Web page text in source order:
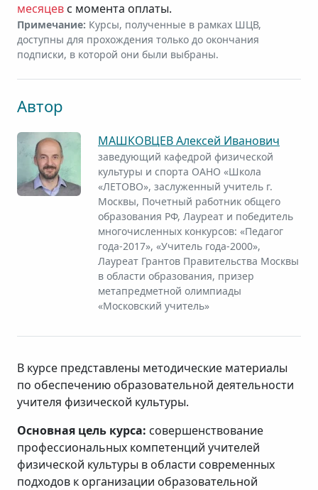
месяцев с момента оплаты.
Примечание: Курсы, полученные в рамках ШЦВ,
доступны для прохождения только до окончания
подписки, в которой они были выбраны.
Автор
МАШКОВЦЕВ Алексей Иванович
заведующий кафедрой физической
культуры и спорта ОАНО «Школа
«ЛЕТОВО», заслуженный учитель г.
Москвы, Почетный работник общего
образования РФ, Лауреат и победитель
многочисленных конкурсов: «Педагог
года-2017», «Учитель года-2000»,
Лауреат Грантов Правительства Москвы
в области образования, призер
метапредметной олимпиады
«Московский учитель»
В курсе представлены методические материалы
по обеспечению образовательной деятельности
учителя физической культуры.
Основная цель курса: совершенствование
профессиональных компетенций учителей
физической культуры в области современных
подходов к организации образовательной